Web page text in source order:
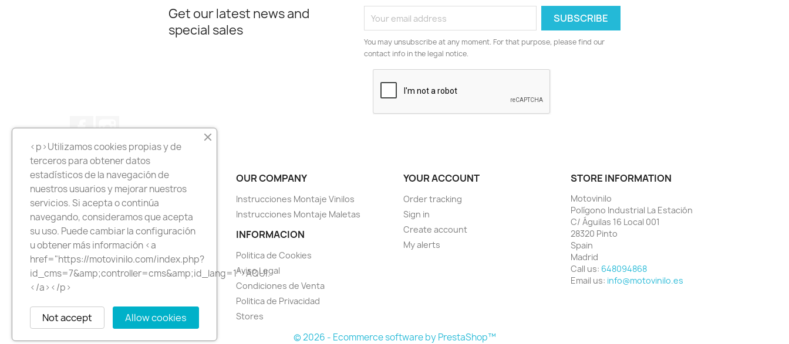
Get our latest news and
special sales
You may unsubscribe at any moment. For that purpose, please find our
contact info in the legal notice.
PRODUCTS
Tallas para camisetas
Tallas para Softshell
Tallas para polos
Tallas para Softshell Result
OUR COMPANY
Instrucciones Montaje Vinilos
Instrucciones Montaje Maletas
INFORMACION
Politica de Cookies
Aviso Legal
Condiciones de Venta
Politica de Privacidad
Stores
YOUR ACCOUNT
Order tracking
Sign in
Create account
My alerts
STORE INFORMATION
Motovinilo
Polígono Industrial La Estación
C/ Águilas 16 Local 001
28320 Pinto
Spain
Madrid
Call us: 648094868
Email us: info@motovinilo.es
© 2026 - Ecommerce software by PrestaShop™
<p>Utilizamos cookies propias y de
terceros para obtener datos
estadísticos de la navegación de
nuestros usuarios y mejorar nuestros
servicios. Si acepta o continúa
navegando, consideramos que acepta
su uso. Puede cambiar la configuración
u obtener más información <a
href="https://motovinilo.com/index.php?
id_cms=7&amp;controller=cms&amp;id_lang=1">AQUI.
</a></p>
Allow cookies
Not accept